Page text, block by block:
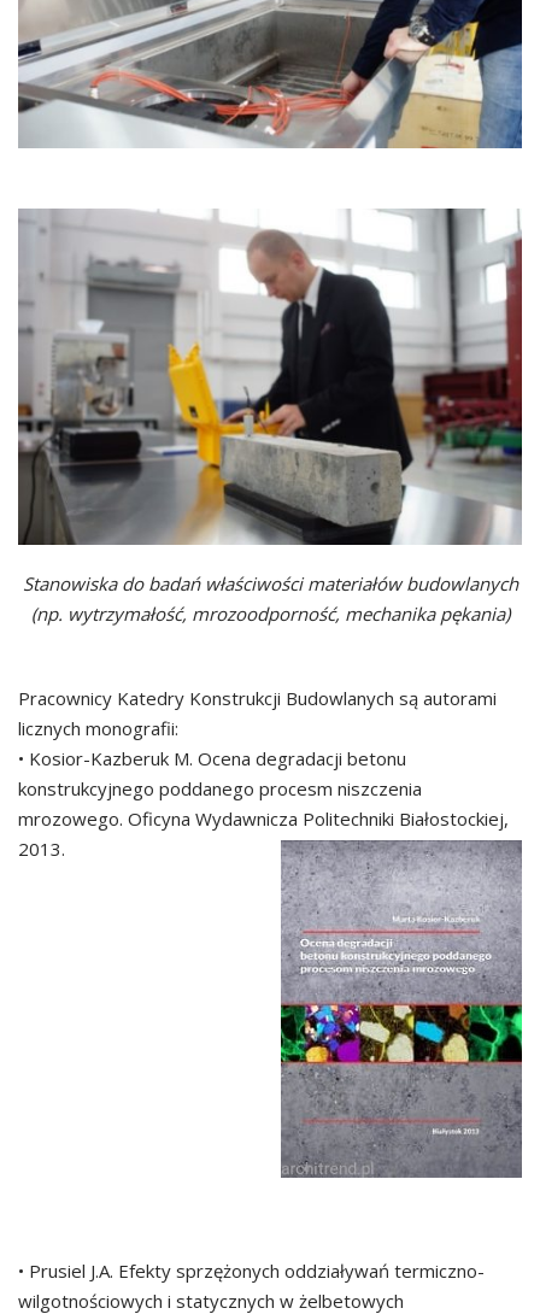
Stanowiska do badań właściwości materiałów budowlanych
(np. wytrzymałość, mrozoodporność, mechanika pękania)
Pracownicy Katedry Konstrukcji Budowlanych są autorami
licznych monografii:
• Kosior-Kazberuk M. Ocena degradacji betonu
konstrukcyjnego poddanego procesm niszczenia
mrozowego. Oficyna Wydawnicza Politechniki Białostockiej,
2013.
• Prusiel J.A. Efekty sprzężonych oddziaływań termiczno-
wilgotnościowych i statycznych w żelbetowych